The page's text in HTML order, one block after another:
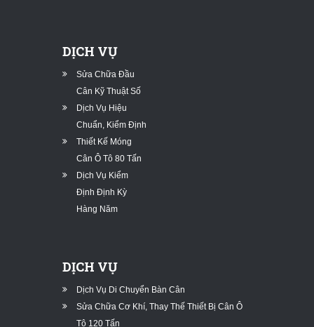
DỊCH VỤ
Sửa Chữa Đầu
Cân Kỹ Thuật Số
Dịch Vụ Hiệu
Chuẩn, Kiểm Định
Thiết Kế Móng
Cân Ô Tô 80 Tấn
Dịch Vụ Kiểm
Định Định Kỳ
Hàng Năm
DỊCH VỤ
Dịch Vụ Di Chuyển Bàn Cân
Sửa Chữa Cơ Khí, Thay Thế Thiết Bị Cân Ô
Tô 120 Tấn